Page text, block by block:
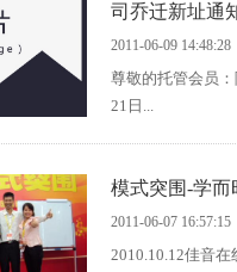
司乔迁新址通
2011-06-09 14:48:28
尊敬的托管会员
21日...
模式突围-学而
2011-06-07 16:57:15
2010.10.12佳音